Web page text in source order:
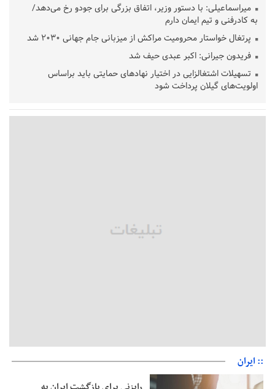
میراسماعیلی: با دستور وزیر، اتفاق بزرگی برای جودو رخ می‌دهد/
به کادرفنی و تیم ایمان دارم
پرتغال خواستار محرومیت مراکش از میزبانی جام جهانی ۲۰۳۰ شد
فریدون جیرانی: اکبر عبدی حیف شد
تسهیلات اشتغالزایی در اختیار نهادهای حمایتی باید براساس
اولویت‌های گیلان پرداخت شود
قلعه‌نویی مشخص شد
:: ایران